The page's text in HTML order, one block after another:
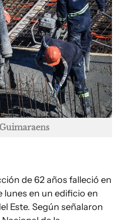
de 62 años falleció en
lunes en un edificio en
Este. Según señalaron